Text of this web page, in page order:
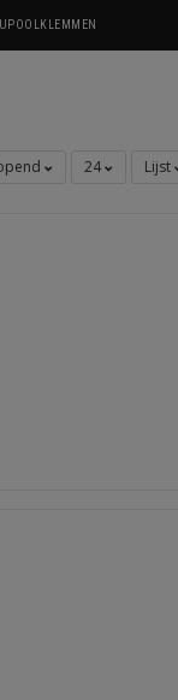
24 Lijst